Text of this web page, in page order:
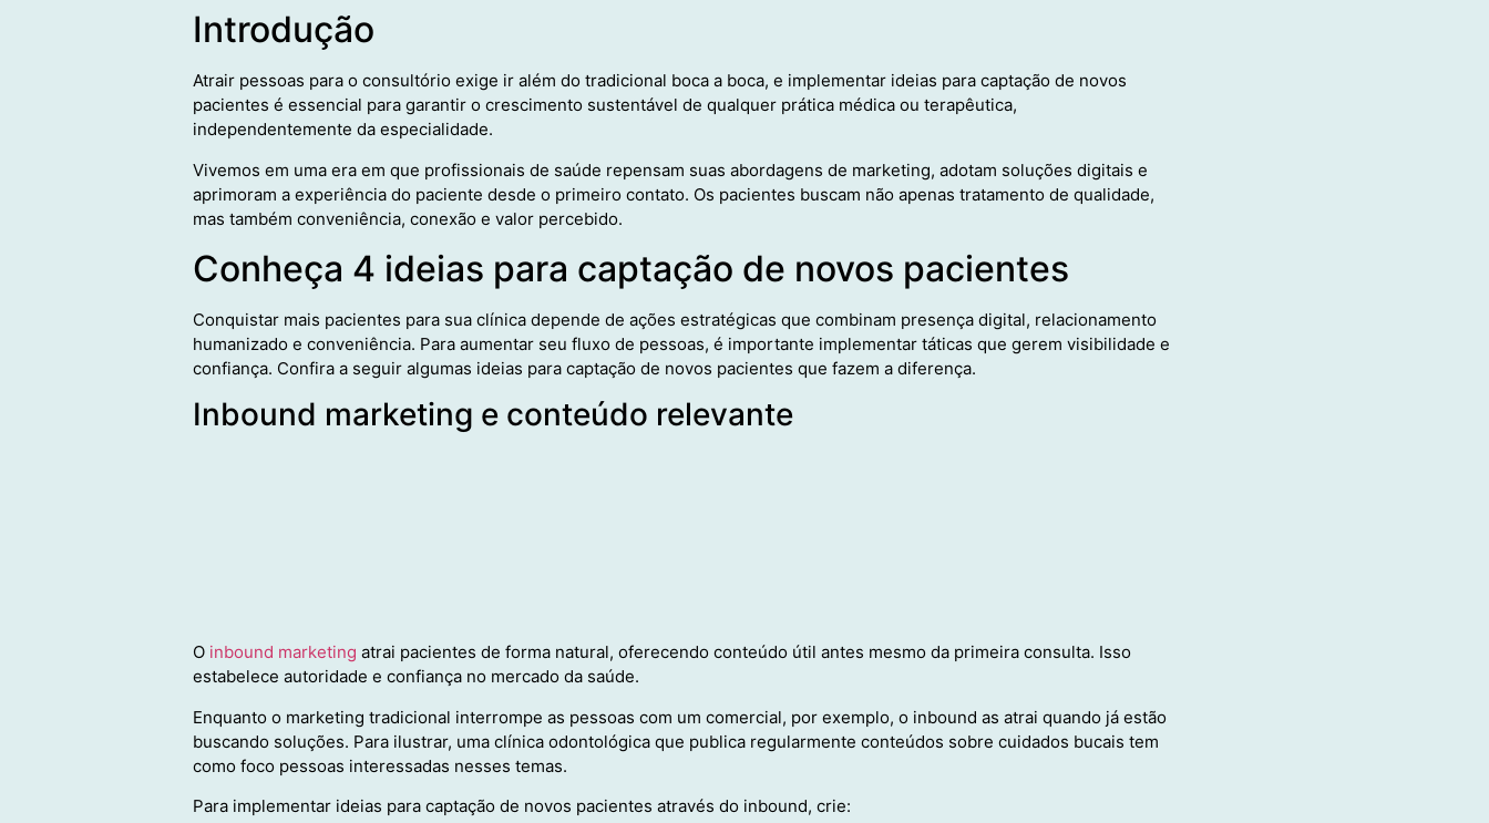
Introdução
Atrair pessoas para o consultório exige ir além do tradicional boca a boca, e implementar ideias para captação de novos
pacientes é essencial para garantir o crescimento sustentável de qualquer prática médica ou terapêutica,
independentemente da especialidade.
Vivemos em uma era em que profissionais de saúde repensam suas abordagens de marketing, adotam soluções digitais e
aprimoram a experiência do paciente desde o primeiro contato. Os pacientes buscam não apenas tratamento de qualidade,
mas também conveniência, conexão e valor percebido.
Conheça 4 ideias para captação de novos pacientes
Conquistar mais pacientes para sua clínica depende de ações estratégicas que combinam presença digital, relacionamento
humanizado e conveniência. Para aumentar seu fluxo de pessoas, é importante implementar táticas que gerem visibilidade e
confiança. Confira a seguir algumas ideias para captação de novos pacientes que fazem a diferença.
Inbound marketing e conteúdo relevante
O inbound marketing atrai pacientes de forma natural, oferecendo conteúdo útil antes mesmo da primeira consulta. Isso
estabelece autoridade e confiança no mercado da saúde.
Enquanto o marketing tradicional interrompe as pessoas com um comercial, por exemplo, o inbound as atrai quando já estão
buscando soluções. Para ilustrar, uma clínica odontológica que publica regularmente conteúdos sobre cuidados bucais tem
como foco pessoas interessadas nesses temas.
Para implementar ideias para captação de novos pacientes através do inbound, crie: